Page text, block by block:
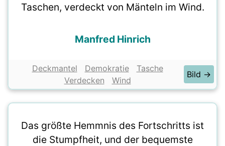
Taschen, verdeckt von Mänteln im Wind.
Manfred Hinrich
Deckmantel Demokratie
Tasche
Verdecken
Wind
Bild →
Das größte Hemmnis des Fortschritts ist
die Stumpfheit, und der bequemste